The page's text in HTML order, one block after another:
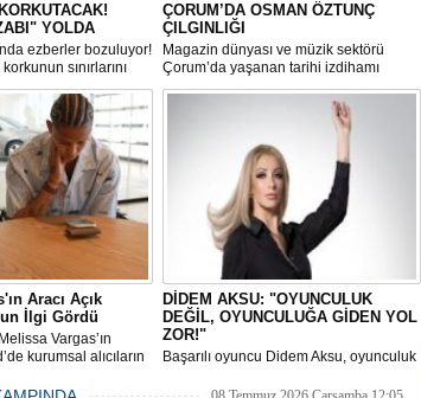
YOLDA
ezberler bozuluyor!
sınırlarını
Azabı" filminin
tüm hızıyla
ÇORUM’DA OSMAN ÖZTUNÇ
ÇILGINLIĞI
Magazin dünyası ve müzik sektörü
Çorum’da yaşanan tarihi izdihamı
konuşuyor! Ünlü sanatçı Osman Öztunç,
15 Temmuz etkinlikleri kapsamında
sahne aldığı dev konserle adeta yeri
Aracı Açık
İlgi Gördü
Vargas’ın
kurumsal alıcıların
sahibini buldu.
DİDEM AKSU: "OYUNCULUK
DEĞİL, OYUNCULUĞA GİDEN YOL
ZOR!"
Başarılı oyuncu Didem Aksu, oyunculuk
karşısına geçmek değil, o noktaya